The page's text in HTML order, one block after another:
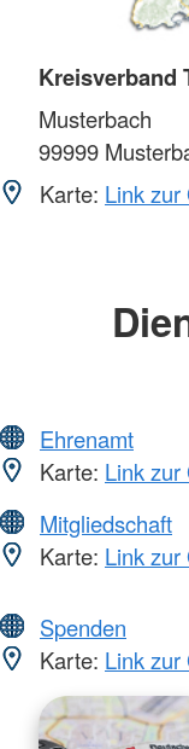
Kreisverband
Musterbach
99999
Karte: Link zur
Ehrenamt
Karte: Link zur
Mitgliedschaft
Karte: Link zur
Spenden
Karte: Link zur